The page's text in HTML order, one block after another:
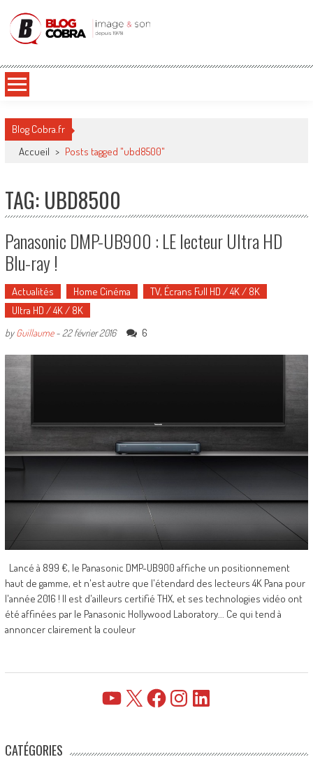
Blog Cobra
Blog Cobra.fr
Accueil > Posts tagged "ubd8500"
TAG: UBD8500
Panasonic DMP-UB900 : LE lecteur Ultra HD
Blu-ray !
Actualités Home Cinéma
TV, Écrans Full HD / 4K / 8K
Ultra HD / 4K / 8K
byGuillaume- 22 février 2016 6
Lancé à 899 €, le Panasonic DMP-UB900 affiche un positionnement
haut de gamme, et n'est autre que l'étendard des lecteurs 4K Pana pour
l'année 2016 ! Il est d'ailleurs certifié THX, et ses technologies vidéo ont
été affinées par le Panasonic Hollywood Laboratory... Ce qui tend à
annoncer clairement la couleur
YouTube FacebookInstagramLinkedIn
CATÉGORIES